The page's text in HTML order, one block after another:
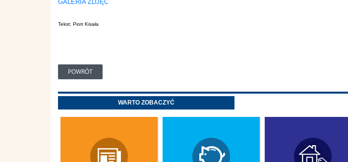
GALERIA ZDJĘĆ
Tekst: Piotr Kisała
POWRÓT
WARTO ZOBACZYĆ